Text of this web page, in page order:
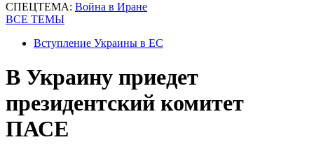
СПЕЦТЕМА: Война в Иране
ВСЕ ТЕМЫ
Вступление Украины в ЕС
В Украину приедет
президентский комитет
ПАСЕ